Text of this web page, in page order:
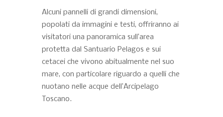
Alcuni pannelli di grandi dimensioni,
popolati da immagini e testi, offriranno ai
visitatori una panoramica sull’area
protetta dal Santuario Pelagos e sui
cetacei che vivono abitualmente nel suo
mare, con particolare riguardo a quelli che
nuotano nelle acque dell’Arcipelago
Toscano.